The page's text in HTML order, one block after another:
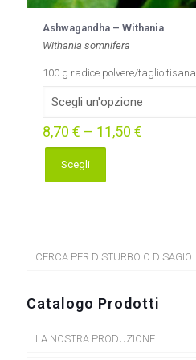
Ashwagandha – Withania
Withania somnifera
100 g radice polvere/taglio tisana
8,70 € – 11,50 €
Scegli
Questo
prodotto
opzioni
scelte
pagina
CERCA PER DISTURBO O DISAGIO
Catalogo Prodotti
LA NOSTRA PRODUZIONE